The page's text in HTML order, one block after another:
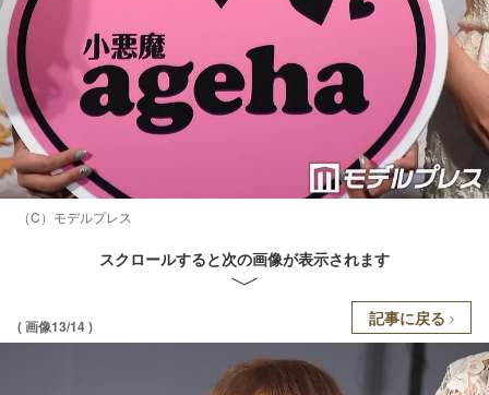
（C）モデルプレス
スクロールすると次の画像が表示されます
( 画像13/14 ) 記事に戻る